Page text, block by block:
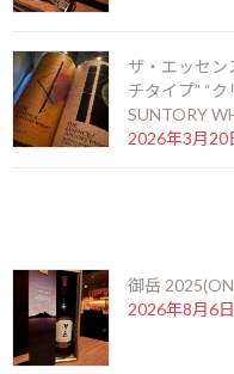
ルテージ
Distillery’s
新
日
時
本坊酒造は1872年に鹿児島
州蒸留所はこの会社が所有
造をメインとしており、
ザ・エッセン
チタイプ” “
SUNTORY
2026年3月20
御岳
2026年8月6日